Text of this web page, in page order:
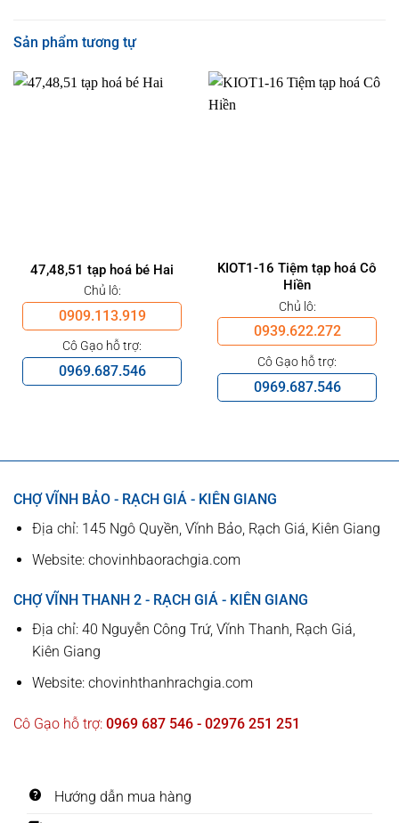
Sản phẩm tương tự
47,48,51 tạp hoá bé Hai
Chủ lô:
0909.113.919
Cô Gạo hỗ trợ:
0969.687.546
KIOT1-16 Tiệm tạp hoá Cô
Hiền
Chủ lô:
0939.622.272
Cô Gạo hỗ trợ:
0969.687.546
CHỢ VĨNH BẢO - RẠCH GIÁ - KIÊN GIANG
Địa chỉ: 145 Ngô Quyền, Vĩnh Bảo, Rạch Giá, Kiên Giang
Website: chovinhbaorachgia.com
CHỢ VĨNH THANH 2 - RẠCH GIÁ - KIÊN GIANG
Địa chỉ: 40 Nguyễn Công Trứ, Vĩnh Thanh, Rạch Giá,
Kiên Giang
Website: chovinhthanhrachgia.com
Cô Gạo hỗ trợ: 0969 687 546 - 02976 251 251
Hướng dẫn mua hàng